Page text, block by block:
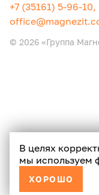
В целях
мы используем
ХОРОШО
+7 (35161) 5-96-
© 2026 «Группа